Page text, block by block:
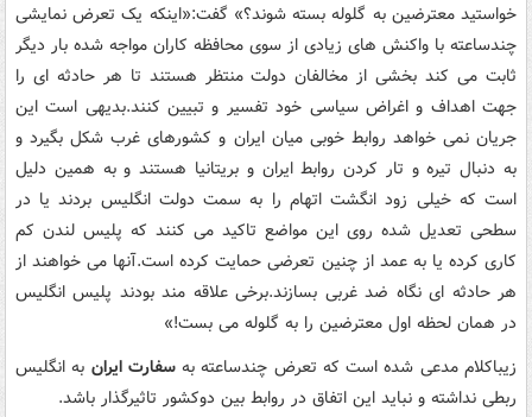
خواستید معترضین به گلوله بسته شوند؟» گفت:«اینکه یک تعرض نمایشی
چندساعته با واکنش های زیادی از سوی محافظه کاران مواجه شده بار دیگر
ثابت می کند بخشی از مخالفان دولت منتظر هستند تا هر حادثه ای را
جهت اهداف و اغراض سیاسی خود تفسیر و تبیین کنند.بدیهی است این
جریان نمی خواهد روابط خوبی میان ایران و کشورهای غرب شکل بگیرد و
به دنبال تیره و تار کردن روابط ایران و بریتانیا هستند و به همین دلیل
است که خیلی زود انگشت اتهام را به سمت دولت انگلیس بردند یا در
سطحی تعدیل شده روی این مواضع تاکید می کنند که پلیس لندن کم
کاری کرده یا به عمد از چنین تعرضی حمایت کرده است.آنها می خواهند از
هر حادثه ای نگاه ضد غربی بسازند.برخی علاقه مند بودند پلیس انگلیس
در همان لحظه اول معترضین را به گلوله می بست!»
زیباکلام مدعی شده است که تعرض چندساعته بهسفارت ایران به انگلیس
ربطی نداشته و نباید این اتفاق در روابط بین دوکشور تاثیرگذار باشد.